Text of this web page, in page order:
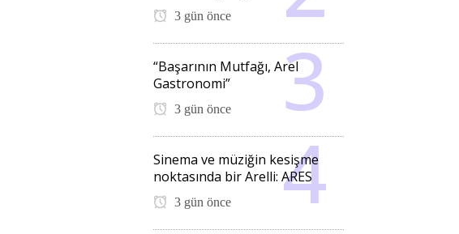
3 gün önce
“Başarının Mutfağı, Arel
Gastronomi”
3 gün önce
Sinema ve müziğin kesişme
noktasında bir Arelli: ARES
3 gün önce